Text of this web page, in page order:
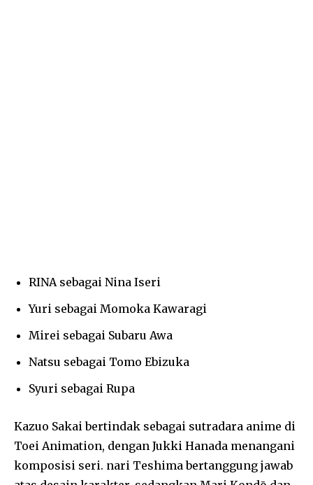
RINA sebagai Nina Iseri
Yuri sebagai Momoka Kawaragi
Mirei sebagai Subaru Awa
Natsu sebagai Tomo Ebizuka
Syuri sebagai Rupa
Kazuo Sakai bertindak sebagai sutradara anime di
Toei Animation, dengan Jukki Hanada menangani
komposisi seri. nari Teshima bertanggung jawab